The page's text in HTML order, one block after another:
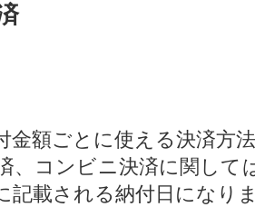
金額ごとに使える決済方
、コンビニ決済に関して
記載される納付日になり